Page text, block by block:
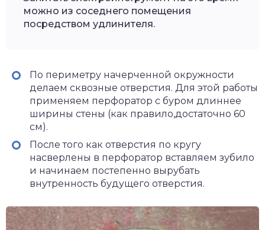
можно из соседнего помещения
посредством удлинителя.
По периметру начерченной окружности
делаем сквозные отверстия. Для этой работы
применяем перфоратор с буром длиннее
ширины стены (как правило,достаточно 60
см).
После того как отверстия по кругу
насверлены в перфоратор вставляем зубило
и начинаем постепенно вырубать
внутренность будущего отверстия.